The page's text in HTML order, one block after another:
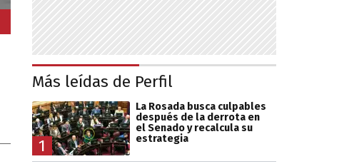
Más leídas de Perfil
1
La Rosada busca culpables
después de la derrota en
el Senado y recalcula su
estrategia